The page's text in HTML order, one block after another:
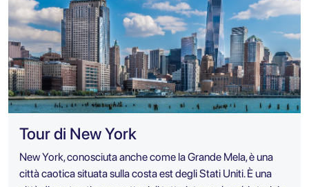
Tour di New York
New York, conosciuta anche come la Grande Mela, è una
città caotica situata sulla costa est degli Stati Uniti. È una